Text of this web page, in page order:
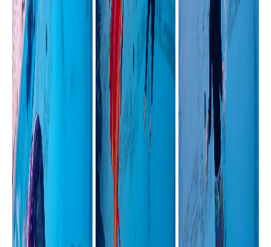
マーメイドスイムとは？
どんなことやるの？